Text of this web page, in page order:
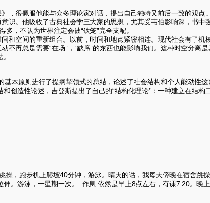
很佩服他能与众多理论家对话，提出自己独特又前后一致的观点
识。他吸收了古典社会学三大家的思想，尤其受韦伯影响深，书中
多，不认为世界注定会被“铁笼”完全支配。
空间的重新组合。以前，时间和地点紧密相连。现代社会有了机
不再总是需要“在场”，“缺席”的东西也能影响我们。这种时空分离
本原则进行了提纲挈领式的总结，论述了社会结构和个人能动性
创造性论述，吉登斯提出了自己的“结构化理论”：一种建立在结构
操，跑步机上爬坡40分钟，游泳。晴天的话，我每天傍晚在宿舍跳
。游泳，一星期一次。 作息:依然是早上8点左右，有课7.20。晚上